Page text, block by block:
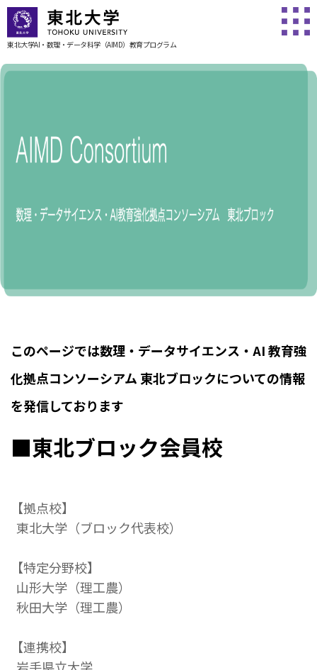
東北大学AI・数理・データ科学（AIMD）教育プログラム
このページでは数理・データサイエンス・AI 教育強
化拠点コンソーシアム 東北ブロックについての情報
を発信しております
■東北ブロック会員校
【拠点校】
東北大学（ブロック代表校）
【特定分野校】
山形大学（理工農）
秋田大学（理工農）
【連携校】